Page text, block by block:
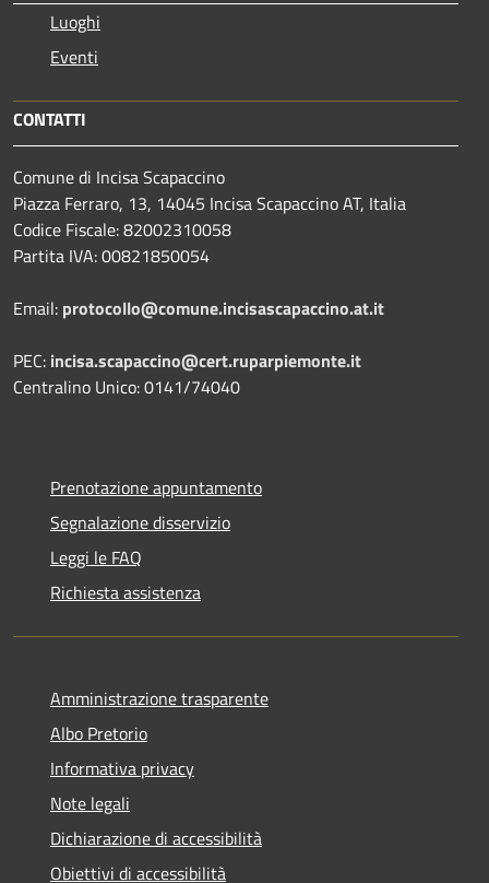
Luoghi
Eventi
CONTATTI
Comune di Incisa Scapaccino
Piazza Ferraro, 13, 14045 Incisa Scapaccino AT, Italia
Codice Fiscale: 82002310058
Partita IVA: 00821850054
Email: protocollo@comune.incisascapaccino.at.it
PEC: incisa.scapaccino@cert.ruparpiemonte.it
Centralino Unico: 0141/74040
Prenotazione appuntamento
Segnalazione disservizio
Leggi le FAQ
Richiesta assistenza
Amministrazione trasparente
Albo Pretorio
Informativa privacy
Note legali
Dichiarazione di accessibilità
Obiettivi di accessibilità